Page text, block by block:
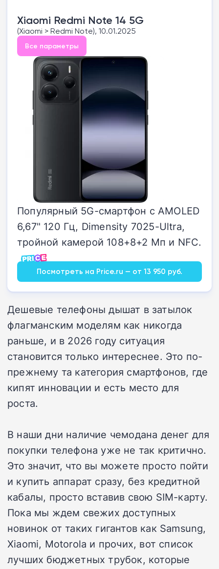
Xiaomi Redmi Note 14 5G
(Xiaomi > Redmi Note), 10.01.2025
Все параметры
Популярный 5G-смартфон с AMOLED
6,67" 120 Гц, Dimensity 7025-Ultra,
тройной камерой 108+8+2 Мп и NFC.
Посмотреть на Price.ru — от 13 950 руб.
Дешевые телефоны дышат в затылок
флагманским моделям как никогда
раньше, и в 2026 году ситуация
становится только интереснее. Это по-
прежнему та категория смартфонов, где
кипят инновации и есть место для
роста.
В наши дни наличие чемодана денег для
покупки телефона уже не так критично.
Это значит, что вы можете просто пойти
и купить аппарат сразу, без кредитной
кабалы, просто вставив свою SIM-карту.
Пока мы ждем свежих доступных
новинок от таких гигантов как Samsung,
Xiaomi, Motorola и прочих, вот список
лучших бюджетных трубок, которые